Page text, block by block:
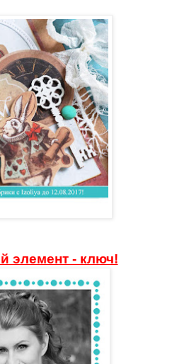
элемент - ключ!